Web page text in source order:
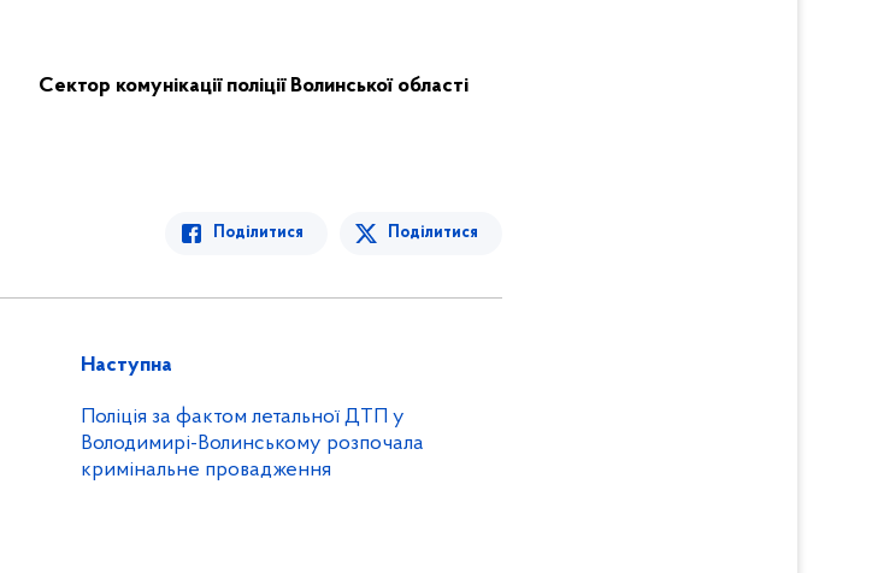
Сектор комунікації поліції Волинської області
Поділитися Поділитися
Наступна
Поліція за фактом летальної ДТП у
Володимирі-Волинському розпочала
кримінальне провадження